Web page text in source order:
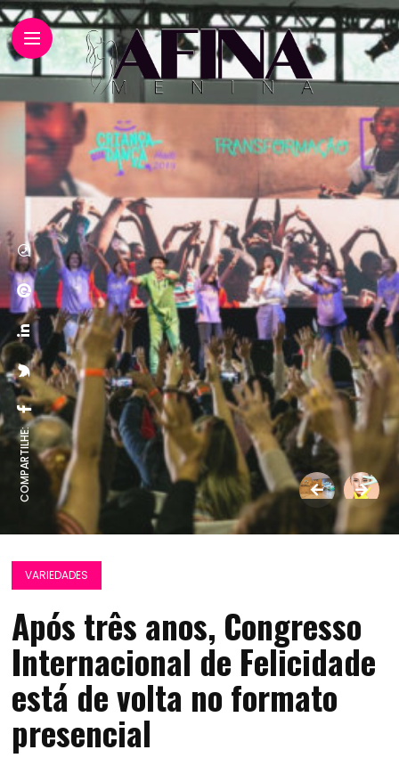
COMPARTILHE:
VARIEDADES
Após três anos, Congresso
Internacional de Felicidade
está de volta no formato
presencial